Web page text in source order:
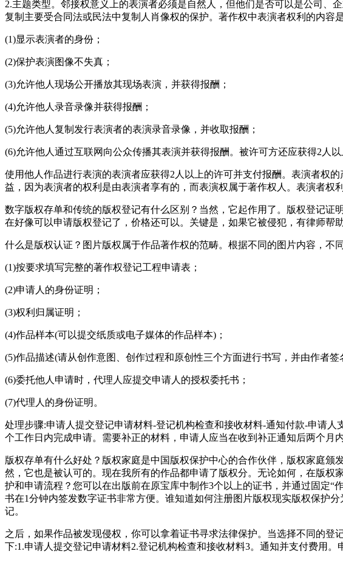
2.主题类型。邻接权意义上的表演者必须是自然人，但他们是否可以是公司、
复制主要受合同法或民法中复制人肖像权的保护。著作权中表演者权利的内容
(1)显示表演者的身份；
(2)保护表演图像不失真；
(3)允许他人现场公开播放其现场表演，并获得报酬；
(4)允许他人录音录像并获得报酬；
(5)允许他人复制发行表演者的表演录音录像，并收取报酬；
(6)允许他人通过互联网向公众传播其表演并获得报酬。被许可方还应获得2人
使用他人作品进行表演的表演者应获得2人以上的许可并支付报酬。表演者权
益，因为表演者的权利是由表演者享有的，而表演权属于著作权人。表演者权
数字版权存单和传统的版权登记有什么区别？当然，它起作用了。版权登记
在好像可以申请版权登记了，价格还可以。关键是，如果它被侵犯，有律师帮
什么是版权认证？图片版权属于作品著作权的范畴。根据不同的图片内容，不
(1)按要求填写完整的著作权登记工程申请表；
(2)申请人的身份证明；
(3)权利归属证明；
(4)作品样本(可以提交纸质或电子媒体的作品样本)；
(5)作品描述(请从创作意图、创作过程和原创性三个方面进行书写，并由作者签
(6)委托他人申请时，代理人应提交申请人的授权委托书；
(7)代理人的身份证明。
处理步骤:申请人提交登记申请材料-登记机构检查和接收材料-通知付款-申请
个工作日内完成申请。需要补正的材料，申请人应当在收到补正通知后两个月
版权存单有什么好处？版权家庭是中国版权保护中心的合作伙伴，版权家庭
然，它也是被认可的。现在我所有的作品都申请了版权分。无论如何，在版
护和申请流程？您可以在出版前在原宝库中制作3个以上的证书，并通过固定
书在1分钟内签发数字证书非常方便。谁知道如何注册图片版权现实版权保护
记。
之后，如果作品被发现侵权，你可以拿着证书寻求法律保护。当选择不同的
下:1.申请人提交登记申请材料2.登记机构检查和接收材料3。通知并支付费用